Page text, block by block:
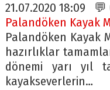
21.07.2020 18:09
Palandöken Kayak
Palandöken Kayak
hazırlıklar
dönemi yarı yıl
kayakseverlerin…